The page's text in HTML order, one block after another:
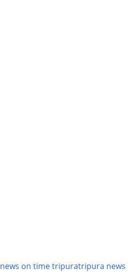
news on time tripuratripura news